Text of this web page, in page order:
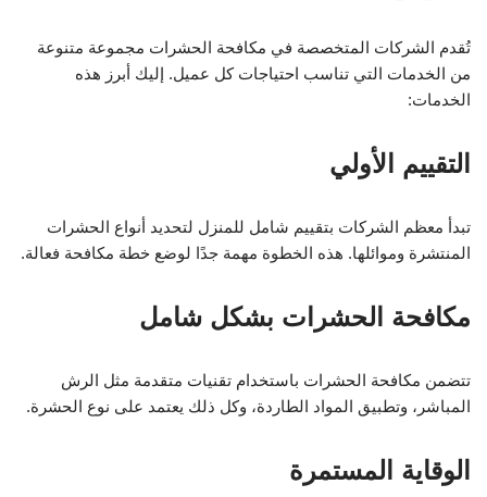
تُقدم الشركات المتخصصة في مكافحة الحشرات مجموعة متنوعة
من الخدمات التي تناسب احتياجات كل عميل. إليك أبرز هذه
الخدمات:
التقييم الأولي
تبدأ معظم الشركات بتقييم شامل للمنزل لتحديد أنواع الحشرات
المنتشرة وموائلها. هذه الخطوة مهمة جدًا لوضع خطة مكافحة فعالة.
مكافحة الحشرات بشكل شامل
تتضمن مكافحة الحشرات باستخدام تقنيات متقدمة مثل الرش
المباشر، وتطبيق المواد الطاردة، وكل ذلك يعتمد على نوع الحشرة.
الوقاية المستمرة